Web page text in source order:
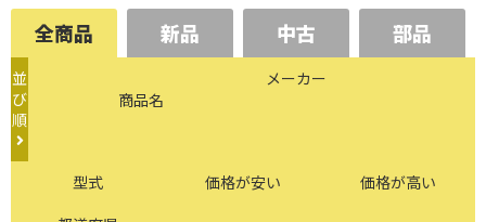
全商品 新品 中古 部品
並
び
順
商品名
メーカー
型式 価格が安い
価格が高い